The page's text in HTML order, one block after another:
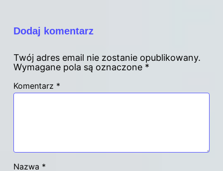
Dodaj komentarz
Twój adres email nie zostanie opublikowany.
Wymagane pola są oznaczone *
Komentarz *
Nazwa *